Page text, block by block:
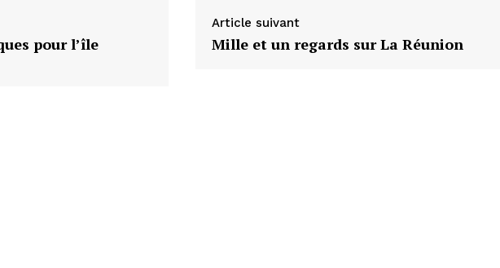
pour l’île
Article suivant
Mille et un regards sur La Réunion